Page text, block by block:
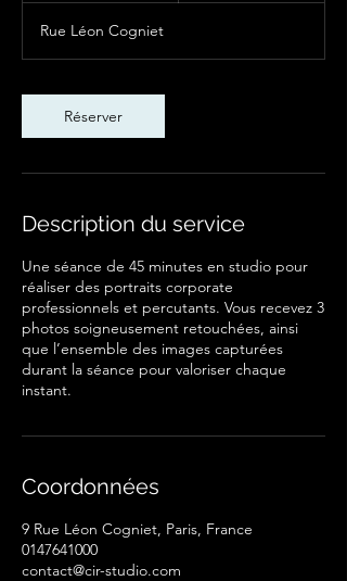
i
n
Rue Léon Cogniet
Réserver
Description du service
Une séance de 45 minutes en studio pour
réaliser des portraits corporate
professionnels et percutants. Vous recevez 3
photos soigneusement retouchées, ainsi
que l’ensemble des images capturées
durant la séance pour valoriser chaque
instant.
Coordonnées
9 Rue Léon Cogniet, Paris, France
0147641000
contact@cir-studio.com